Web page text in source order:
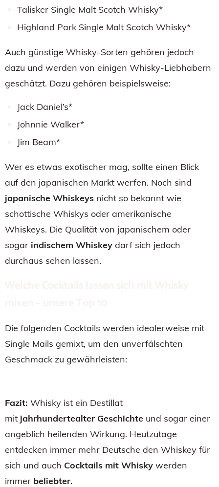
Talisker Single Malt Scotch Whisky*
Highland Park Single Malt Scotch Whisky*
Auch günstige Whisky-Sorten gehören jedoch
dazu und werden von einigen Whisky-Liebhabern
geschätzt. Dazu gehören beispielsweise:
Jack Daniel’s*
Johnnie Walker*
Jim Beam*
Wer es etwas exotischer mag, sollte einen Blick
auf den japanischen Markt werfen. Noch sind
japanische Whiskeys nicht so bekannt wie
schottische Whiskys oder amerikanische
Whiskeys. Die Qualität von japanischem oder
sogar indischem Whiskey darf sich jedoch
durchaus sehen lassen.
Die folgenden Cocktails werden idealerweise mit
Single Mails gemixt, um den unverfälschten
Geschmack zu gewährleisten:
Fazit: Whisky ist ein Destillat
mit jahrhundertealter Geschichte und sogar einer
angeblich heilenden Wirkung. Heutzutage
entdecken immer mehr Deutsche den Whiskey für
sich und auch Cocktails mit Whisky werden
immer beliebter.